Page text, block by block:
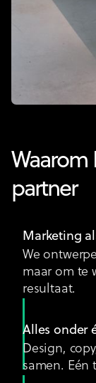
Waarom
partner
Marketing
We
maar om te
resultaat.
Alles onder
Design,
samen. Eén